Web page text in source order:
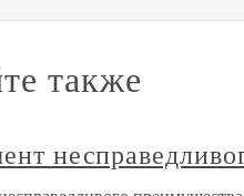
также